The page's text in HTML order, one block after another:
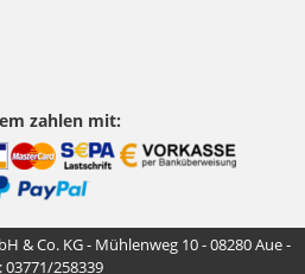
zahlen mit:
& Co. KG - Mühlenweg 10 - 08280 Aue -
03771/258339